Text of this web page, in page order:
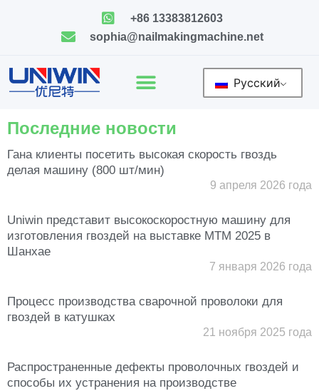
+86 13383812603
sophia@nailmakingmachine.net
Русский
Последние новости
Гана клиенты посетить высокая скорость гвоздь
делая машину (800 шт/мин)
9 апреля 2026 года
Uniwin представит высокоскоростную машину для
изготовления гвоздей на выставке MTM 2025 в
Шанхае
7 января 2026 года
Процесс производства сварочной проволоки для
гвоздей в катушках
21 ноября 2025 года
Распространенные дефекты проволочных гвоздей и
способы их устранения на производстве
Страница
Страница
Страница
Страница
Страница
Страница
Страница
Страница
Страница
Страница